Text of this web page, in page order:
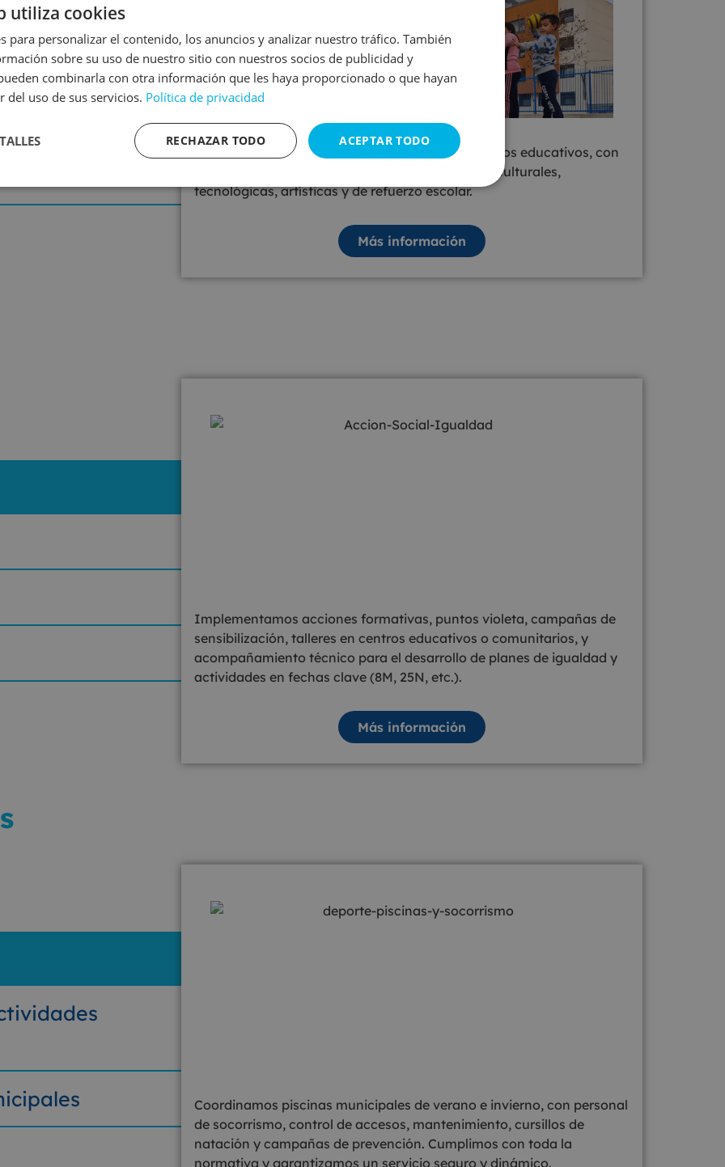
Organizamos actividades extraescolares en centros educativos, con
propuestas adaptadas a cada edad: deportivas, culturales,
tecnológicas, artísticas y de refuerzo escolar.
Más información
Implementamos acciones formativas, puntos violeta, campañas de
sensibilización, talleres en centros educativos o comunitarios, y
acompañamiento técnico para el desarrollo de planes de igualdad y
actividades en fechas clave (8M, 25N, etc.).
Más información
Coordinamos piscinas municipales de verano e invierno, con personal
de socorrismo, control de accesos, mantenimiento, cursillos de
natación y campañas de prevención. Cumplimos con toda la
normativa y garantizamos un servicio seguro y dinámico.
utiliza cookies
para personalizar el contenido, los anuncios y analizar nuestro tráfico. También
sobre su uso de nuestro sitio con nuestros socios de publicidad y
combinarla con otra información que les haya proporcionado o que hayan
del uso de sus servicios. Política de privacidad
ACEPTAR TODO
RECHAZAR TODO